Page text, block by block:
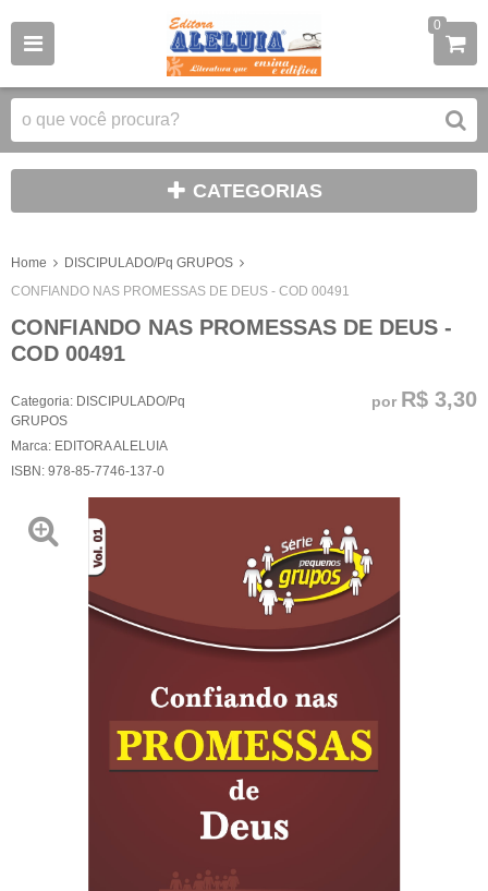
0
CATEGORIAS
Home
DISCIPULADO/Pq GRUPOS
CONFIANDO NAS PROMESSAS DE DEUS - COD 00491
CONFIANDO NAS PROMESSAS DE DEUS -
COD 00491
Categoria: DISCIPULADO/Pq
GRUPOS
Marca: EDITORA ALELUIA
ISBN: 978-85-7746-137-0
por R$ 3,30